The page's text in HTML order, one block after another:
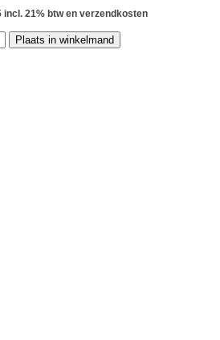
incl. 21% btw en verzendkosten